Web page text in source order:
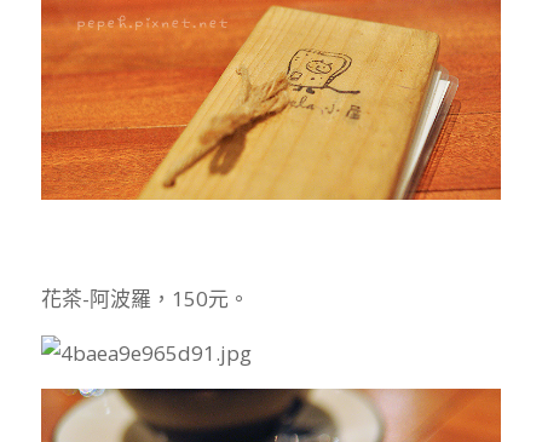
花茶-阿波羅，150元。